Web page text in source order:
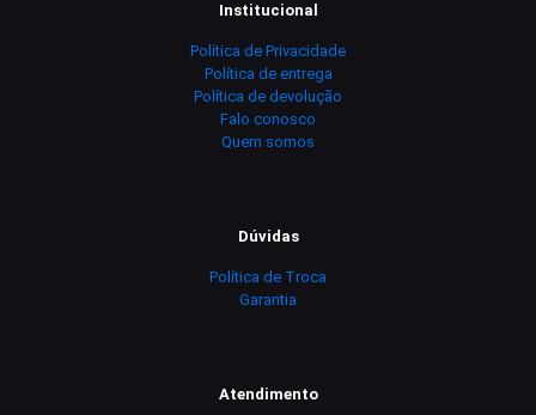
Institucional
Política de Privacidade
Política de entrega
Política de devolução
Falo conosco
Quem somos
Dúvidas
Política de Troca
Garantia
Atendimento